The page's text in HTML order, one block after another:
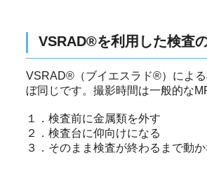
VSRAD®を利用した検査
VSRAD®（ブイエスラド®）によ
ぼ同じです。撮影時間は一般的な
１．検査前に金属類を外す
２．検査台に仰向けになる
３．そのまま検査が終わるまで動